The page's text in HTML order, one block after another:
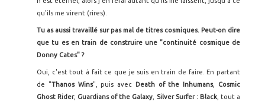
qu'ils me virent (rires).
Tu as aussi travaillé sur pas mal de titres cosmiques. Peut-on dire
que tu es en train de construire une "continuité cosmique de
Donny Cates" ?
Oui, c'est tout à fait ce que je suis en train de faire. En partant
de "Thanos Wins", puis avec Death of the Inhumans, Cosmic
Ghost Rider, Guardians of the Galaxy Silver Surfer : Black, tout a